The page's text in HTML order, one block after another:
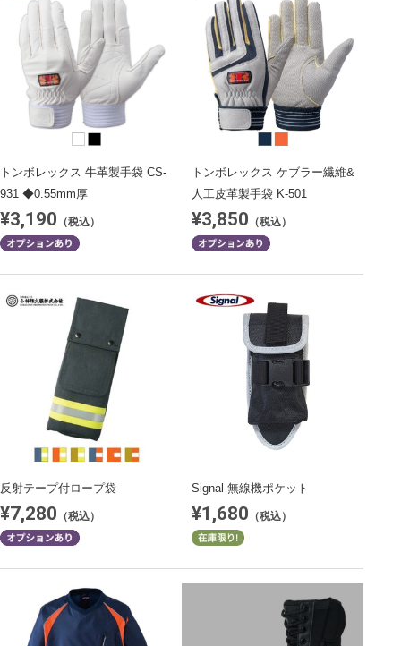
トンボレックス 牛革製手袋 CS-
931 ◆0.55mm厚
¥3,190 （税込）
トンボレックス ケブラー繊維&
人工皮革製手袋 K-501
¥3,850 （税込）
反射テープ付ロープ袋
¥7,280 （税込）
Signal 無線機ポケット
¥1,680 （税込）